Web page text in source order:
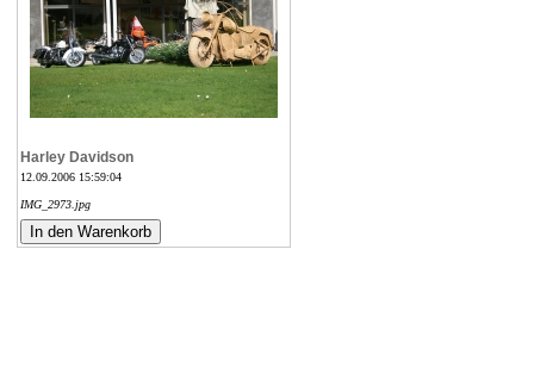
Harley Davidson
12.09.2006 15:59:04
IMG_2973.jpg